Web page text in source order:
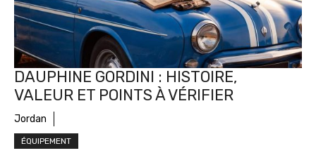
DAUPHINE GORDINI : HISTOIRE,
VALEUR ET POINTS À VÉRIFIER
Jordan
ÉQUIPEMENT